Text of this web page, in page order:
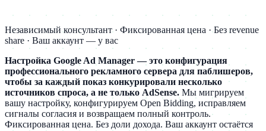
Независимый консультант · Фиксированная цена · Без revenue
share · Ваш аккаунт — у вас
Настройка Google Ad Manager — это конфигурация
профессионального рекламного сервера для паблишеров,
чтобы за каждый показ конкурировали несколько
источников спроса, а не только AdSense. Мы мигрируем
вашу настройку, конфигурируем Open Bidding, исправляем
сигналы согласия и возвращаем полный контроль.
Фиксированная цена. Без доли дохода. Ваш аккаунт остаётся